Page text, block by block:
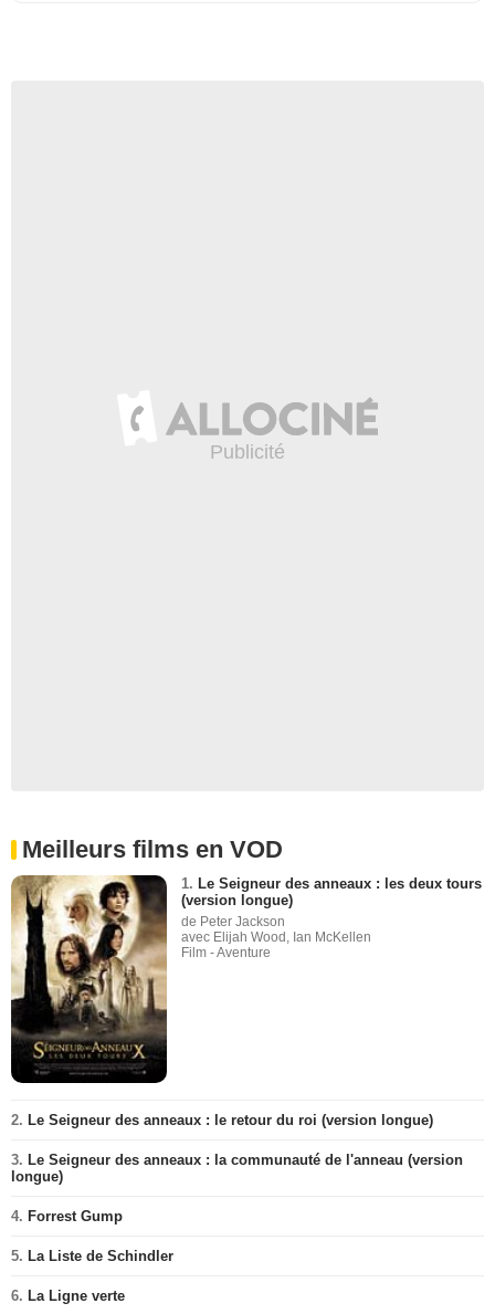
Meilleurs films en VOD
1. Le Seigneur des anneaux : les deux tours
(version longue)
de Peter Jackson
avec Elijah Wood, Ian McKellen
Film - Aventure
2. Le Seigneur des anneaux : le retour du roi (version longue)
3. Le Seigneur des anneaux : la communauté de l'anneau (version
longue)
4. Forrest Gump
5. La Liste de Schindler
6. La Ligne verte